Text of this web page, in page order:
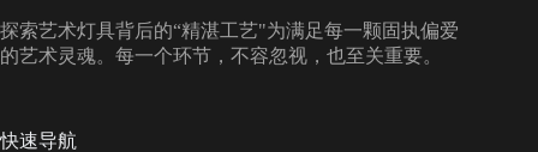
探索艺术灯具背后的“精湛工艺"为满足每一颗固执偏爱
的艺术灵魂。每一个环节，不容忽视，也至关重要。
快速导航